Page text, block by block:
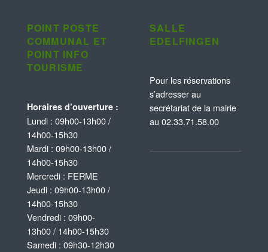
POINT POSTE
COMMUNAL ET
POINT INFO
TOURISME
Horaires d’ouverture :
Lundi : 09h00-13h00 /
14h00-15h30
Mardi : 09h00-13h00 /
14h00-15h30
Mercredi : FERME
Jeudi : 09h00-13h00 /
14h00-15h30
Vendredi : 09h00-
13h00 / 14h00-15h30
Samedi : 09h30-12h30
SALLE
EDELFINGEN
Pour les réservations
s’adresser au
secrétariat de la mairie
au 02.33.71.58.00